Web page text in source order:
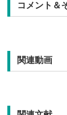
コメント＆
関連動画